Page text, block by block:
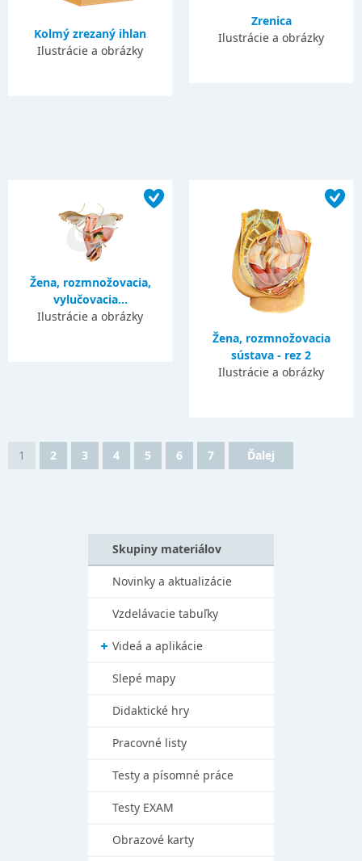
Kolmý zrezaný ihlan
Ilustrácie a obrázky
Zrenica
Ilustrácie a obrázky
Žena, rozmnožovacia,
vylučovacia...
Ilustrácie a obrázky
Žena, rozmnožovacia
sústava - rez 2
Ilustrácie a obrázky
1 2 3 4 5 6 7 Ďalej
Skupiny materiálov
Novinky a aktualizácie
Vzdelávacie tabuľky
Videá a aplikácie
Slepé mapy
Didaktické hry
Pracovné listy
Testy a písomné práce
Testy EXAM
Obrazové karty